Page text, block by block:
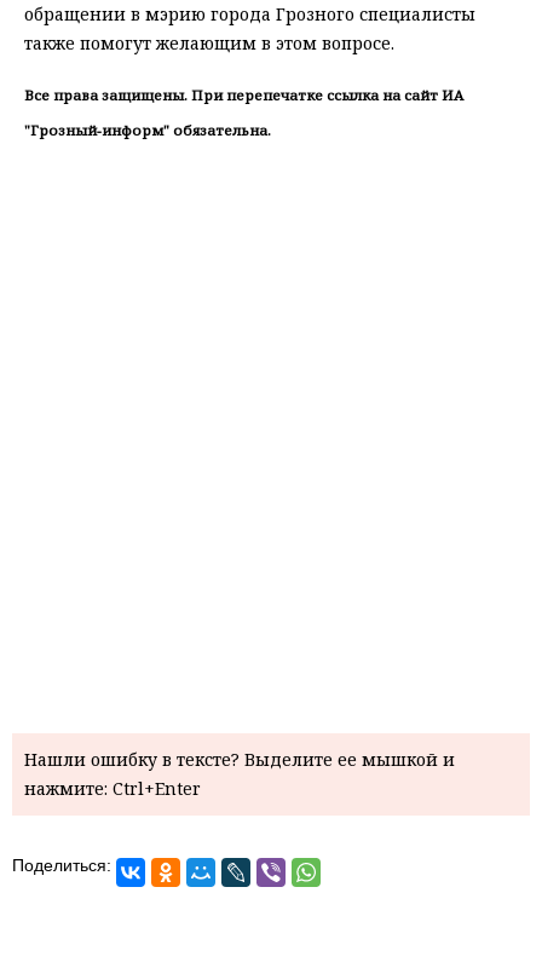
обращении в мэрию города Грозного специалисты
также помогут желающим в этом вопросе.
Все права защищены. При перепечатке ссылка на сайт ИА
"Грозный-информ" обязательна.
Нашли ошибку в тексте? Выделите ее мышкой и
нажмите: Ctrl+Enter
Поделиться: